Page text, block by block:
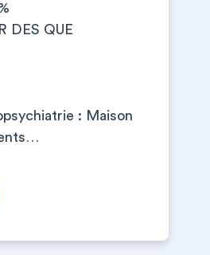
DES QUE
: Maison